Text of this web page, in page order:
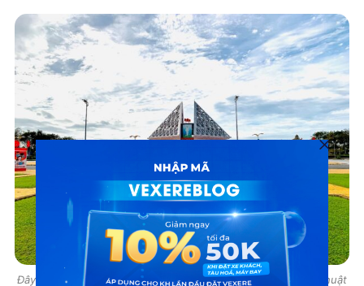
Đây là nơi thường xuyên tổ chức các sự kiện văn hóa, nghệ thuật